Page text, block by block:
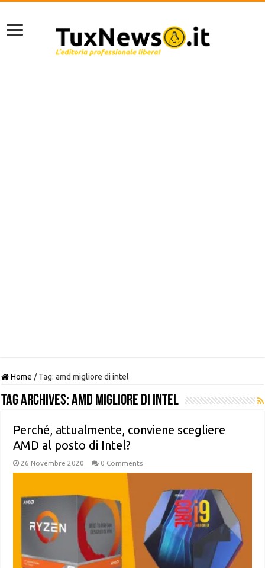
Home / Tag:amd migliore di intel
Tag Archives:amd migliore di intel
Perché, attualmente, conviene scegliere
AMD al posto di Intel?
26 Novembre 2020 0 Comments